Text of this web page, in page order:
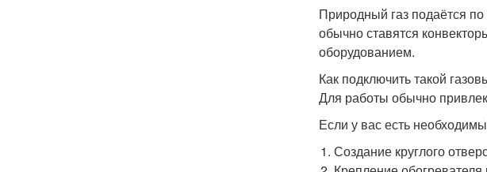
Природный газ подаётся
обычно ставятся
оборудованием.
Как подключить такой
Для работы обычно
Если у вас есть
Создание круглого